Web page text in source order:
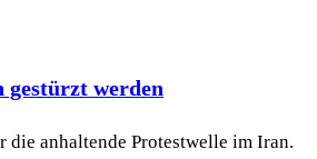
werden
die anhaltende Protestwelle im Iran.